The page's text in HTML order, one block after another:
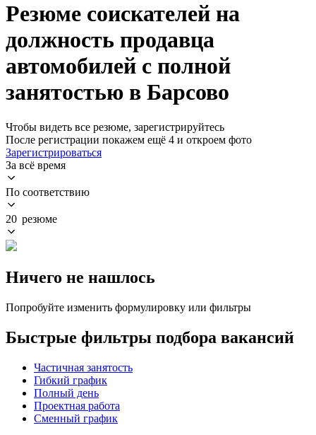
Резюме соискателей на
должность продавца
автомобилей с полной
занятостью в Барсово
Чтобы видеть все резюме, зарегистрируйтесь
После регистрации покажем ещё 4 и откроем фото
Зарегистрироваться
За всё время
По соответствию
20 резюме
Ничего не нашлось
Попробуйте изменить формулировку или фильтры
Быстрые фильтры подбора вакансий
Частичная занятость
Гибкий график
Полный день
Проектная работа
Сменный график